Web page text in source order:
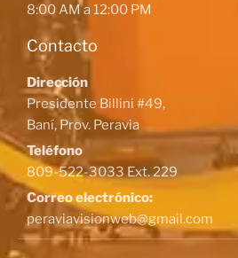
8:00 AM a 12:00 PM
Contacto
Dirección
Presidente Billini #49,
Baní, Prov. Peravia
Teléfono
809-522-3033 Ext. 229
Correo electrónico:
peraviavisionweb@gmail.com